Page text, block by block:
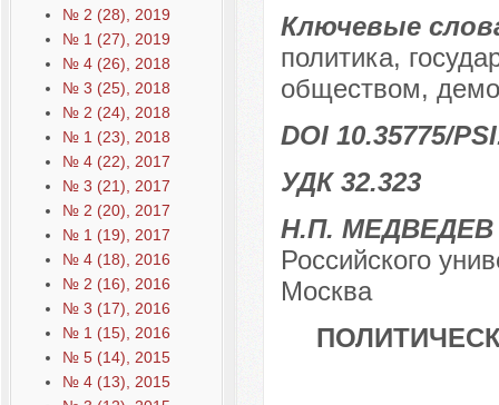
№ 2 (28), 2019
№ 1 (27), 2019
№ 4 (26), 2018
№ 3 (25), 2018
№ 2 (24), 2018
№ 1 (23), 2018
№ 4 (22), 2017
№ 3 (21), 2017
№ 2 (20), 2017
№ 1 (19), 2017
№ 4 (18), 2016
№ 2 (16), 2016
№ 3 (17), 2016
№ 1 (15), 2016
№ 5 (14), 2015
№ 4 (13), 2015
Ключевые
политика,
обществом,
DOI 10.35775/
УДК 32.323
Н.П. МЕДВЕДЕВ
Российского
Москва